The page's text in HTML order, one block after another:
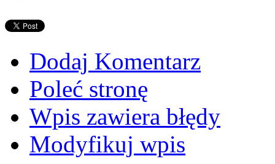
Dodaj Komentarz
Poleć stronę
Wpis zawiera błędy
Modyfikuj wpis